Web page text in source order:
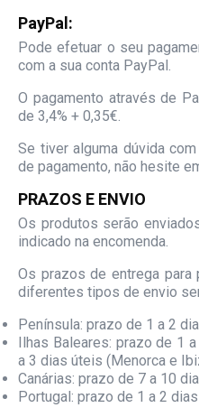
PayPal:
Pode efetuar o seu
com a sua conta PayPal.
O pagamento através de
de 3,4% + 0,35€.
Se tiver alguma dúvida
de pagamento, não hesite
PRAZOS E ENVIO
Os produtos serão
indicado na encomenda.
Os prazos de entrega
diferentes tipos de envio
Península: prazo de 1 a 2
Ilhas Baleares: prazo de 1
a 3 dias úteis (Menorca e
Canárias: prazo de 7 a 10
Portugal: prazo de 1 a 2